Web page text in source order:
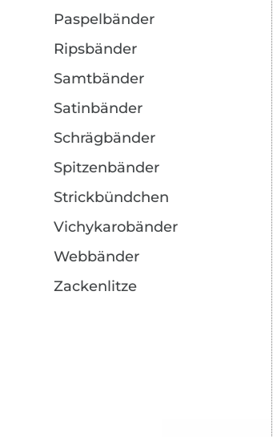
Paspelbänder
Ripsbänder
Samtbänder
Satinbänder
Schrägbänder
Spitzenbänder
Strickbündchen
Vichykarobänder
Webbänder
Zackenlitze